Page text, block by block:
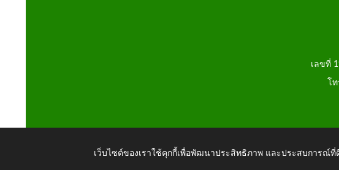
เลขที่
โ
Copyright © 2026 All Right Resive http://www.tumbonbanduea.go.th
เว็บไซต์ของเราใช้คุกกี้เพื่อพัฒนาประสิทธิภาพ และประสบการณ์